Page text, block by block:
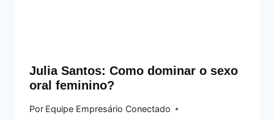
Julia Santos: Como dominar o sexo
oral feminino?
Por Equipe Empresário Conectado